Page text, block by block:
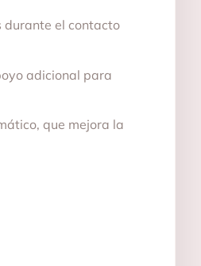
durante el contacto
adicional para
que mejora la